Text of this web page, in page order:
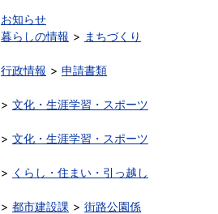
お知らせ
暮らしの情報
まちづくり
行政情報
申請書類
文化・生涯学習・スポーツ
文化・生涯学習・スポーツ
くらし・住まい・引っ越し
都市建設課 街路公園係